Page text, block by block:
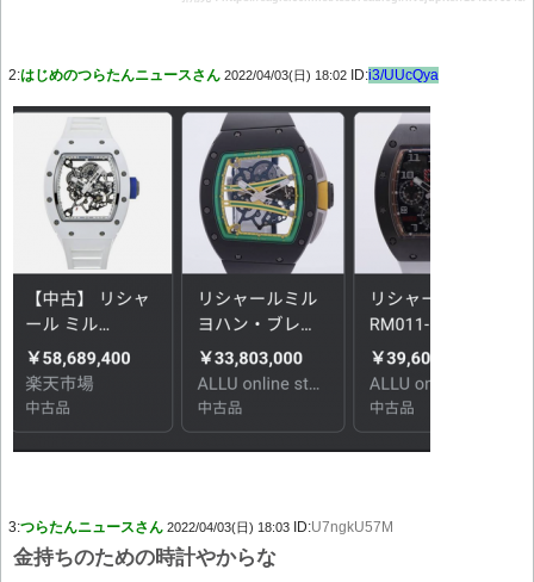
2:はじめのつらたんニュースさん 2022/04/03(日) 18:02 ID:i3/UUcQya
3:つらたんニュースさん 2022/04/03(日) 18:03 ID:U7ngkU57M
金持ちのための時計やからな